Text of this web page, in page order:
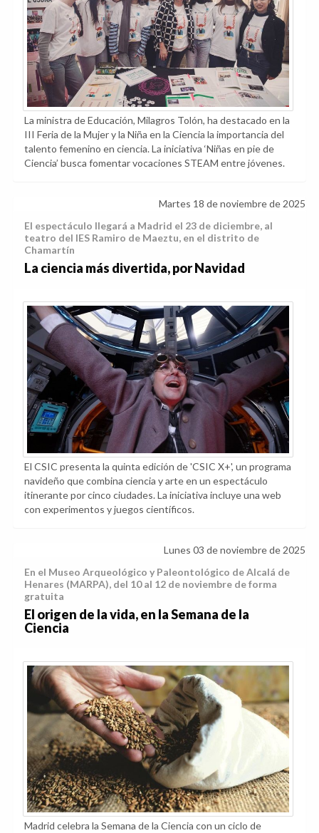
La ministra de Educación, Milagros Tolón, ha destacado en la
III Feria de la Mujer y la Niña en la Ciencia la importancia del
talento femenino en ciencia. La iniciativa ‘Niñas en pie de
Ciencia’ busca fomentar vocaciones STEAM entre jóvenes.
Martes 18 de noviembre de 2025
El espectáculo llegará a Madrid el 23 de diciembre, al
teatro del IES Ramiro de Maeztu, en el distrito de
Chamartín
La ciencia más divertida, por Navidad
El CSIC presenta la quinta edición de 'CSIC X+', un programa
navideño que combina ciencia y arte en un espectáculo
itinerante por cinco ciudades. La iniciativa incluye una web
con experimentos y juegos científicos.
Lunes 03 de noviembre de 2025
En el Museo Arqueológico y Paleontológico de Alcalá de
Henares (MARPA), del 10 al 12 de noviembre de forma
gratuita
El origen de la vida, en la Semana de la
Ciencia
Madrid celebra la Semana de la Ciencia con un ciclo de